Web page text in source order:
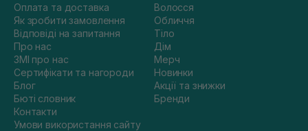
Оплата та доставка
Як зробити замовлення
Відповіді на запитання
Про нас
ЗМІ про нас
Сертифікати та нагороди
Блог
Бюті словник
Контакти
Умови використання сайту
Волосся
Обличчя
Тіло
Дім
Мерч
Новинки
Акції та знижки
Бренди